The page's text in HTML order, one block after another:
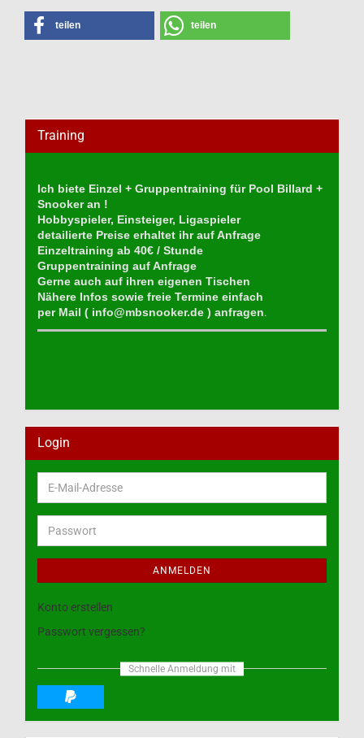
teilen teilen
Training
Ich biete Einzel + Gruppentraining für Pool Billard +
Snooker an !
Hobbyspieler, Einsteiger, Ligaspieler
detailierte Preise erhaltet ihr auf Anfrage
Einzeltraining ab 40€ / Stunde
Gruppentraining auf Anfrage
Gerne auch auf ihren eigenen Tischen
Nähere Infos sowie freie Termine einfach
per Mail ( info@mbsnooker.de ) anfragen.
Login
E-
Mail-
Adresse
Passwort
ANMELDEN
Konto erstellen
Passwort vergessen?
Schnelle Anmeldung mit